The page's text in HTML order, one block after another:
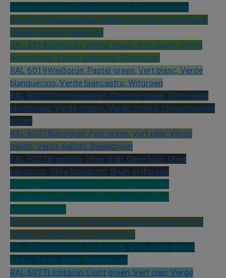
Verde turquesa, Verde turchese, Turkooisgroen
RAL 6017Maigrün, May green, Vert mai, Verde mayo,
Verde maggio, Meigroen
RAL 6018Gelbgrün, Yellow green, Vert jaune, Verde
amarillento, Verde giallastro, Geelgroen
RAL 6019Weißgrün, Pastel green, Vert blanc, Verde
blanquecino, Verde biancastro, Witgroen
RAL 6020Chromoxidgrün, Chrome green, Vert oxyde
chromique, Verde cromo, Verde cromo, Chroomoxyde
groen
RAL 6021 Blassgrün, Pale green, Vert pâle, Verde
pálido, Verde pallido, Bleekgroen
RAL 6022Braunoliv, Olive drab, Olive brun, Oliva
parduzco, Oliva brunastro, Bruin olijfgroen
RAL 6024Verkehrsgrün, Traffic green, Vert
signalisation, Verde tráfico, Verde traffico,
Verkeersgroen
RAL 6025Farngrün, Fern green, Vert fougère, Verde
helecho, Verde felce, Varengroen
RAL 6026Opalgrün, Opal green, Vert opale, Verde
opalo, Verde opale, Opaalgroen
RAL 6027Lichtgrün, Light green, Vert clair, Verde